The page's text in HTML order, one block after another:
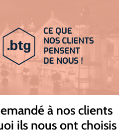
à nos clients
ils nous ont choisis